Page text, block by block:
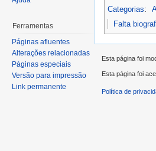
Categorias:
Falta
Ferramentas
Páginas afluentes
Alterações relacionadas
Páginas especiais
Versão para impressão
Link permanente
Esta página foi
Esta página foi
Política de